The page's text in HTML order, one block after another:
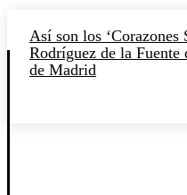
Así son los
Rodríguez de la Fuente
de Madrid